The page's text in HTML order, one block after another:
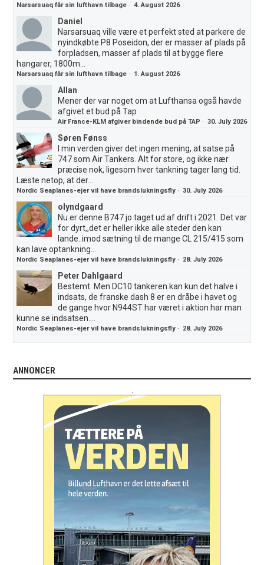
Narsarsuaq får sin lufthavn tilbage ·4. August 2026
Daniel
Narsarsuaq ville være et perfekt sted at parkere de
nyindkøbte P8 Poseidon, der er masser af plads på
forpladsen, masser af plads til at bygge flere
hangarer, 1800m...
Narsarsuaq får sin lufthavn tilbage · 1. August 2026
Allan
Mener der var noget om at Lufthansa også havde
afgivet et bud på Tap
Air France-KLM afgiver bindende bud på TAP ·30. July 2026
Søren Fønss
I min verden giver det ingen mening, at satse på
747 som Air Tankers. Alt for store, og ikke nær
præcise nok, ligesom hver tankning tager lang tid.
Læste netop, at der...
Nordic Seaplanes-ejer vil have brandslukningsfly ·30. July 2026
olyndgaard
Nu er denne B747 jo taget ud af drift i 2021. Det var
for dyrt,,det er heller ikke alle steder den kan
lande..imod sætning til de mange CL 215/415 som
kan lave optankning...
Nordic Seaplanes-ejer vil have brandslukningsfly · 28. July 2026
Peter Dahlgaard
Bestemt. Men DC10 tankeren kan kun det halve i
indsats, de franske dash 8 er en dråbe i havet og
de gange hvor N944ST har været i aktion har man
kunne se indsatsen....
Nordic Seaplanes-ejer vil have brandslukningsfly · 28. July 2026
ANNONCER